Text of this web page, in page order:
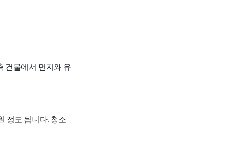
건물에서 먼지와 유
정도 됩니다. 청소